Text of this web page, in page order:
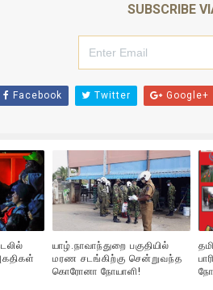
SUBSCRIBE
Facebook Twitter Google+
யாழ்.நாவாந்துறை பகுதியில்
மரண சடங்கிற்கு சென்றுவந்த
கொரோனா நோயாளி!